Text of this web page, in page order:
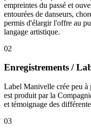
empreintes du passé et
entourées de danseurs,
permis d'élargir l'offre au
langage artistique.
02
Enregistrements /
Label Manivelle crée peu à
est produit par la
et témoignage des
03